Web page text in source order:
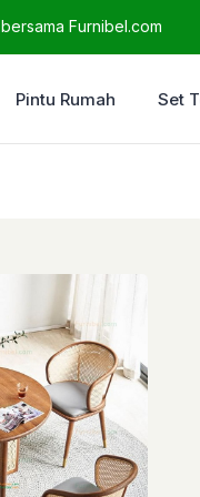
bersama Furnibel.com
Pintu Rumah Set